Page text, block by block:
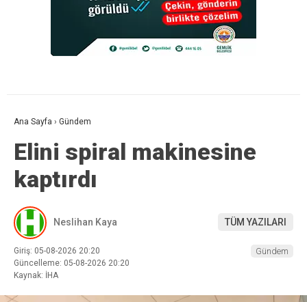
Ana Sayfa › Gündem
Elini spiral makinesine
kaptırdı
Neslihan Kaya TÜM YAZILARI
Giriş: 05-08-2026 20:20
Güncelleme: 05-08-2026 20:20
Kaynak: İHA
Gündem